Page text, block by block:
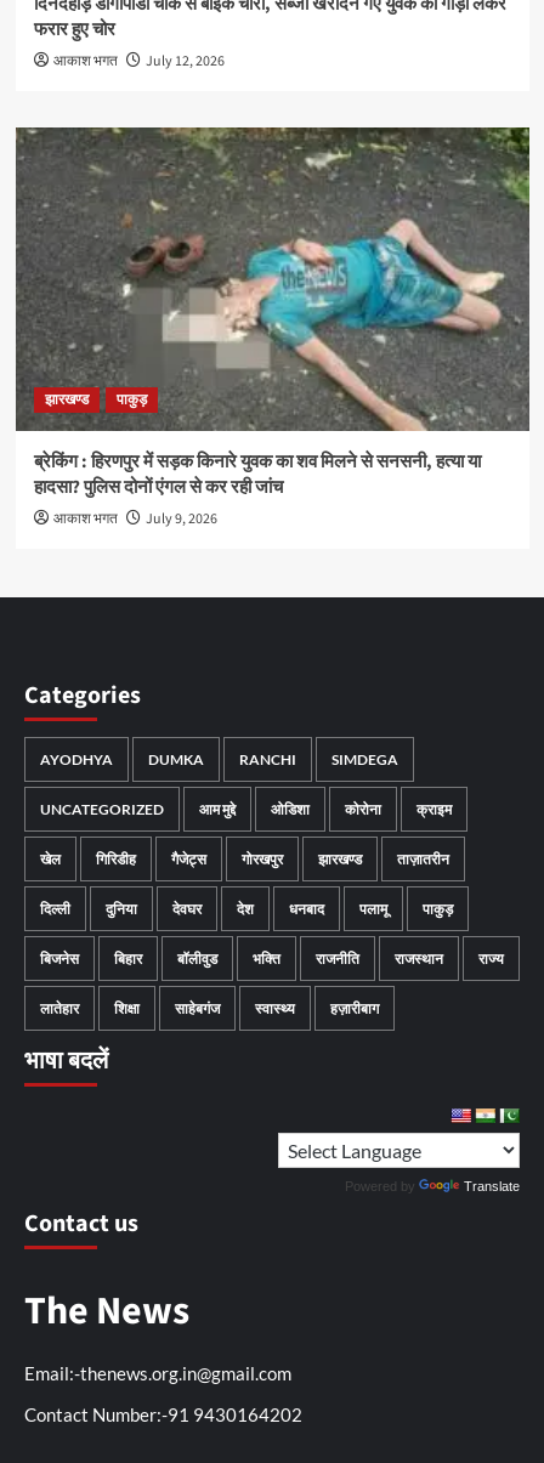
फरार हुए चोर
आकाश भगत July 12, 2026
झारखण्ड पाकुड़
ब्रेकिंग : हिरणपुर में सड़क किनारे युवक का शव मिलने से सनसनी, हत्या या
हादसा? पुलिस दोनों एंगल से कर रही जांच
आकाश भगत July 9, 2026
Categories
AYODHYA DUMKA RANCHI SIMDEGA
UNCATEGORIZED आम मुद्दे ओडिशा कोरोना क्राइम
खेल गिरिडीह गैजेट्स गोरखपुर झारखण्ड ताज़ातरीन
दिल्ली दुनिया देवघर देश धनबाद पलामू पाकुड़
बिजनेस बिहार बॉलीवुड भक्ति राजनीति राजस्थान राज्य
लातेहार शिक्षा साहेबगंज स्वास्थ्य हज़ारीबाग
भाषा बदलें
Powered by Translate
Contact us
The News
Email:-thenews.org.in@gmail.com
Contact Number:-91 9430164202